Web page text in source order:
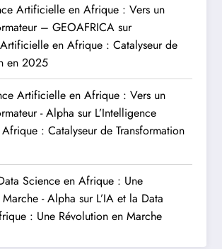
Artificielle en Afrique : Vers un
– GEOAFRICA sur
Artificielle en Afrique : Catalyseur de
en 2025
Artificielle en Afrique : Vers un
- Alpha sur L’Intelligence
: Catalyseur de Transformation
Science en Afrique : Une
- Alpha sur L’IA et la Data
: Une Révolution en Marche